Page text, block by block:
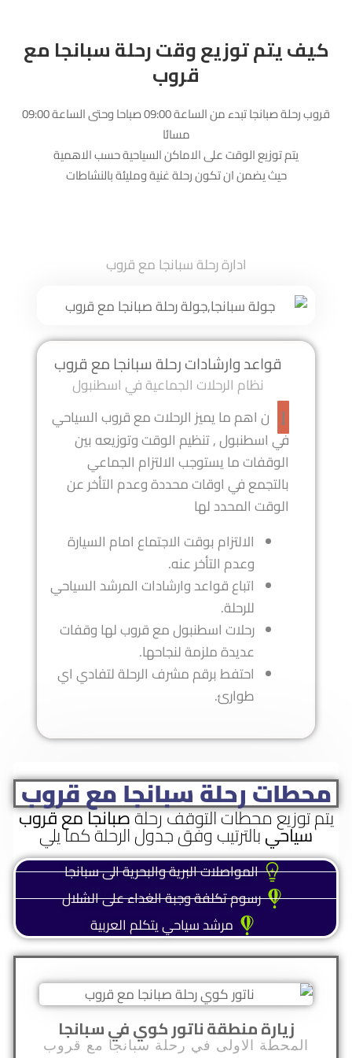
كيف يتم توزيع وقت رحلة سبانجا مع
قروب
قروب رحلة صبانجا تبدء من الساعة 09:00 صباحا وحتى الساعة 09:00
مسائا
يتم توزيع الوقت على الاماكن السياحية حسب الاهمية
حيث يضمن ان تكون رحلة غنية ومليئة بالنشاطات
قواعد وارشادات رحلة سبانجا مع قروب
نظام الرحلات الجماعية في اسطنبول
ن اهم ما يميز الرحلات مع قروب السياحي
في اسطنبول , تنظيم الوقت وتوزيعه بين
الوقفات ما يستوجب الالتزام الجماعي
بالتجمع في اوقات محددة وعدم التأخر عن
الوقت المحدد لها
الالتزام بوقت الاجتماع امام السيارة
وعدم التأخر عنه.
اتباع قواعد وارشادات المرشد السياحي
للرحلة.
رحلات اسطنبول مع قروب لها وقفات
عديدة ملزمة لنجاحها.
احتفط برقم مشرف الرحلة لتفادي اي
طوارئ.
ادارة رحلة سبانجا مع قروب
محطات رحلة سبانجا مع قروب
يتم توزيع محطات التوقف رحلةصبانجا مع قروب
سياحيبالترتيب وفق جدول الرحلة كما يلي
المواصلات البرية والبحرية الى سبانجا
رسوم تكلفة وجبة الغداء على الشلال
مرشد سياحي يتكلم العربية
زيارة منطقة ناتور كوي في سبانجا
المحطة الاولى في رحلة سبانجا مع قروب